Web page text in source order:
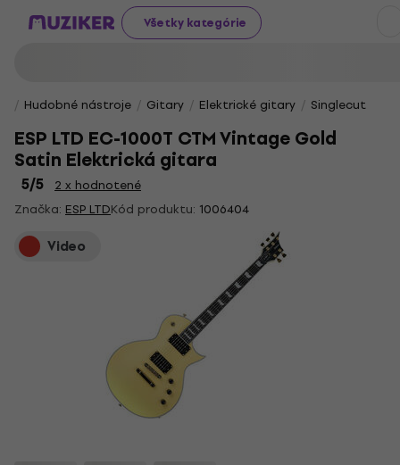
Všetky kategórie
Hudobné nástroje Gitary Elektrické gitary Singlecut
ESP LTD EC-1000T CTM Vintage Gold
Satin Elektrická gitara
5/5
2 x hodnotené
Značka: ESP LTDKód produktu: 1006404
Video